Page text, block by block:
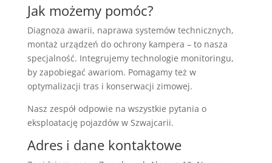
Jak możemy pomóc?
Diagnoza awarii, naprawa systemów technicznych,
montaż urządzeń do ochrony kampera – to nasza
specjalność. Integrujemy technologie monitoringu,
by zapobiegać awariom. Pomagamy też w
optymalizacji tras i konserwacji zimowej.
Nasz zespół odpowie na wszystkie pytania o
eksploatację pojazdów w Szwajcarii.
Adres i dane kontaktowe